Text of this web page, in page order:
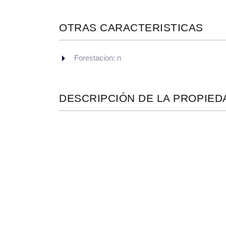
OTRAS CARACTERISTICAS
Forestacion: n
DESCRIPCIÓN DE LA